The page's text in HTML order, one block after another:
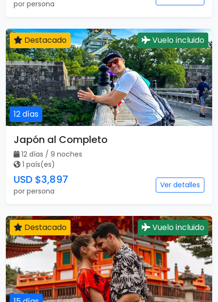
por persona
12 días
Destacado Vuelo incluido
Japón al Completo
12 días / 9 noches
1 país(es)
USD $3,897
por persona
Ver detalles
Destacado Vuelo incluido